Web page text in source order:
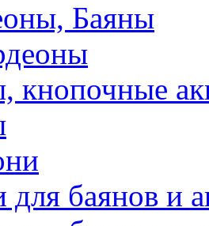
Баяны
кнопочные
для баянов и